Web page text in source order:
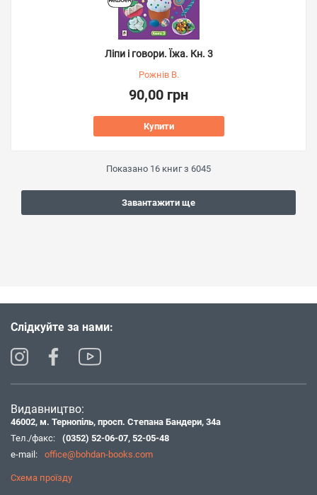
Ліпи і говори. Їжа. Кн. 3
Рожнів В.
90,00 грн
Купити
Показано 16 книг з 6045
Завантажити ще
Слідкуйте за нами:
Видавництво:
46002, м. Тернопіль, просп. Степана Бандери, 34а
Тел./факс:
(0352) 52-06-07, 52-05-48
e-mail:
office@bohdan-books.com
Схема проїзду